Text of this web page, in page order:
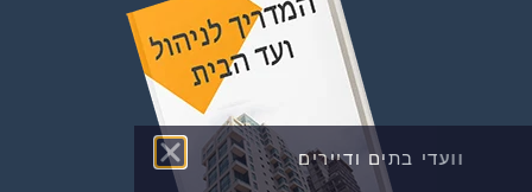
וועדי בתים ודיירים